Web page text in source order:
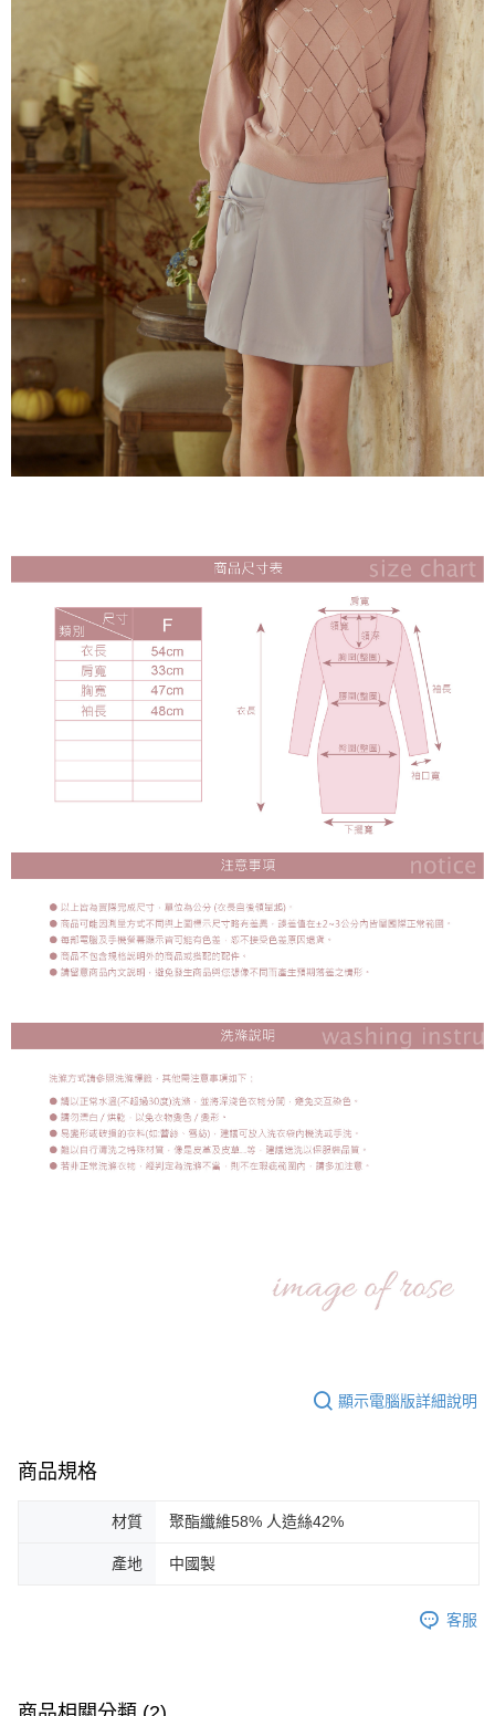
顯示電腦版詳細說明
商品規格
材質 聚酯纖維58% 人造絲42%
產地 中國製
客服